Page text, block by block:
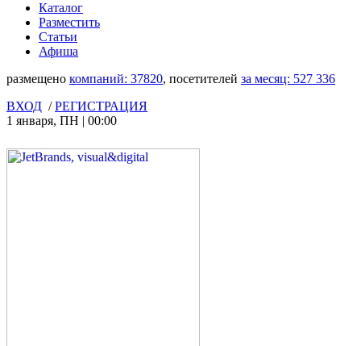
Каталог
Разместить
Статьи
Афиша
размещено компаний: 37820, посетителей за месяц: 527 336
ВХОД /РЕГИСТРАЦИЯ
1 января, ПН | 00:00